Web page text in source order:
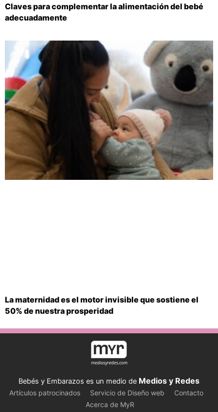
Claves para complementar la alimentación del bebé
adecuadamente
La maternidad es el motor invisible que sostiene el
50% de nuestra prosperidad
Bebés y Embarazos es un medio de Medios y Redes
Artículos patrocinados Servicio de Diseño web
Contacto
Acerca de MyR